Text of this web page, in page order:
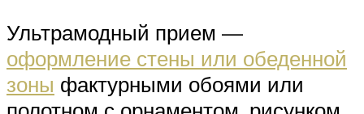
Ультрамодный прием —
оформление стены или обеденной
зоны фактурными обоями или